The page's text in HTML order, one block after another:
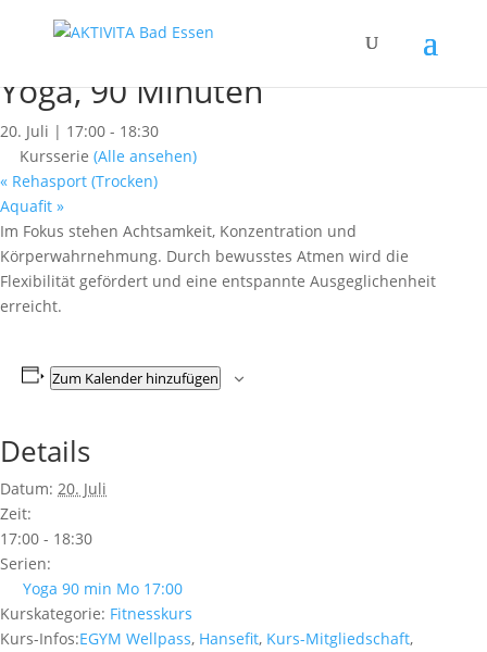
« Alle Kurse
Yoga, 90 Minuten
20. Juli | 17:00 - 18:30
Kursserie (Alle ansehen)
« Rehasport (Trocken)
Aquafit »
Im Fokus stehen Achtsamkeit, Konzentration und
Körperwahrnehmung. Durch bewusstes Atmen wird die
Flexibilität gefördert und eine entspannte Ausgeglichenheit
erreicht.
Zum Kalender hinzufügen
Details
Datum: 20. Juli
Zeit:
17:00 - 18:30
Serien:
Yoga 90 min Mo 17:00
Kurskategorie: Fitnesskurs
Kurs-Infos:EGYM Wellpass, Hansefit, Kurs-Mitgliedschaft,